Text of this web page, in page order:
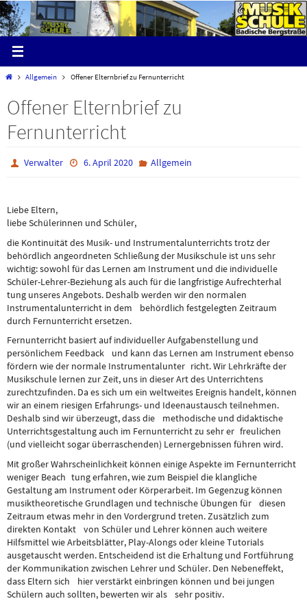
Zum
Inhalt
springen
StartAllgemein Offener Elternbrief zu Fernunterricht
Offener Elternbrief zu
Fernunterricht
Verwalter 6. April 2020 Allgemein
Liebe Eltern,
liebe Schülerinnen und Schüler,
die Kontinuität des Musik- und Instrumentalunterrichts trotz der
behördlich angeordneten Schließung der Musikschule ist uns sehr
wichtig: sowohl für das Lernen am Instrument und die individuelle
Schüler-Lehrer-Beziehung als auch für die langfristige Aufrechterhal
tung unseres Angebots. Deshalb werden wir den normalen
Instrumentalunterricht in dem behördlich festgelegten Zeitraum
durch Fernunterricht ersetzen.
Fernunterricht basiert auf individueller Aufgabenstellung und
persönlichem Feedback und kann das Lernen am Instrument ebenso
fördern wie der normale Instrumentalunter richt. Wir Lehrkräfte der
Musikschule lernen zur Zeit, uns in dieser Art des Unterrichtens
zurechtzufinden. Da es sich um ein weltweites Ereignis handelt, können
wir an einem riesigen Erfahrungs- und Ideenaustausch teilnehmen.
Deshalb sind wir überzeugt, dass die methodische und didaktische
Unterrichtsgestaltung auch im Fernunterricht zu sehr er freulichen
(und vielleicht sogar überraschenden) Lernergebnissen führen wird.
Mit großer Wahrscheinlichkeit können einige Aspekte im Fernunterricht
weniger Beach tung erfahren, wie zum Beispiel die klangliche
Gestaltung am Instrument oder Körperarbeit. Im Gegenzug können
musiktheoretische Grundlagen und technische Übungen für diesen
Zeitraum etwas mehr in den Vordergrund treten. Zusätzlich zum
direkten Kontakt von Schüler und Lehrer können auch weitere
Hilfsmittel wie Arbeitsblätter, Play-Alongs oder kleine Tutorials
ausgetauscht werden. Entscheidend ist die Erhaltung und Fortführung
der Kommunikation zwischen Lehrer und Schüler. Den Nebeneffekt,
dass Eltern sich hier verstärkt einbringen können und bei jungen
Schülern auch sollten, bewerten wir als sehr positiv.